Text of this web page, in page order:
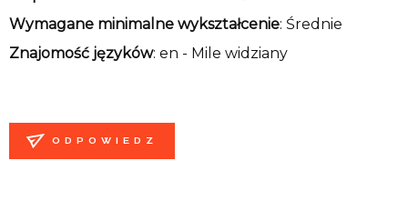
Wymagane minimalne wykształcenie: Średnie
Znajomość języków: en - Mile widziany
ODPOWIEDZ